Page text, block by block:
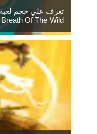
Breath Of The Wild علي الـSwitch